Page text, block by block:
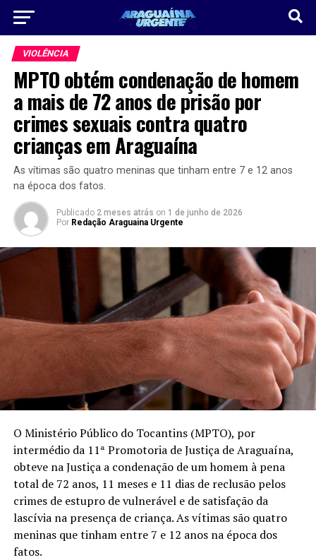
VIOLÊNCIA
MPTO obtém condenação de homem
a mais de 72 anos de prisão por
crimes sexuais contra quatro
crianças em Araguaína
As vítimas são quatro meninas que tinham entre 7 e 12 anos
na época dos fatos.
Publicado 2 meses atrás on 1 de junho de 2026
Por Redação Araguaina Urgente
O Ministério Público do Tocantins (MPTO), por
intermédio da 11ª Promotoria de Justiça de Araguaína,
obteve na Justiça a condenação de um homem à pena
total de 72 anos, 11 meses e 11 dias de reclusão pelos
crimes de estupro de vulnerável e de satisfação da
lascívia na presença de criança. As vítimas são quatro
meninas que tinham entre 7 e 12 anos na época dos
fatos.